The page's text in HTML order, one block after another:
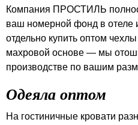
Компания ПРОСТИЛЬ
ваш номерной фонд в отеле
отдельно купить оптом
махровой основе — мы
производстве по вашим
Одеяла оптом
На гостиничные кровати